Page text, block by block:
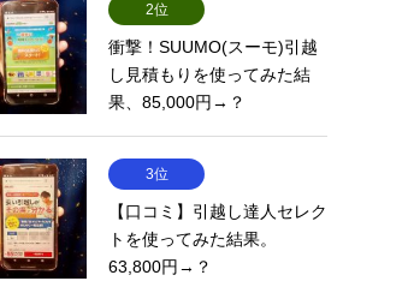
2位
衝撃！SUUMO(スーモ)引越
し見積もりを使ってみた結
果、85,000円→？
3位
【口コミ】引越し達人セレク
トを使ってみた結果。
63,800円→？